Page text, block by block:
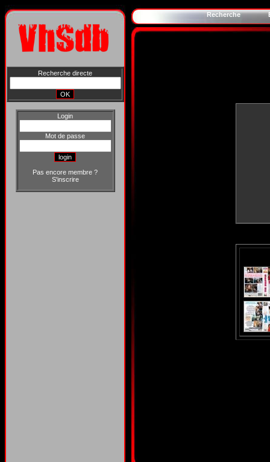
Recherche directe
Login
Mot de passe
Pas encore membre ?
S'inscrire
Recherche